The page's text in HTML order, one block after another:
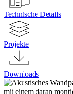
Technische Details
Projekte
Downloads